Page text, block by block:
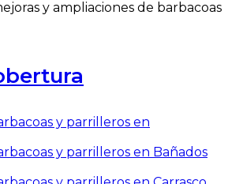
y ampliaciones de barbacoas
y parrilleros en
y parrilleros en Bañados